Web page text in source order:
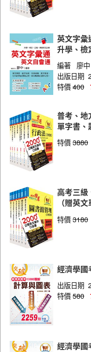
英文字彙
升學、檢
編著
廖中
出版日期
特價400
普考、地
單字書、
特價3880
高考三級
（贈英
特價3180
經濟學國
出版日期
特價580
經濟學國